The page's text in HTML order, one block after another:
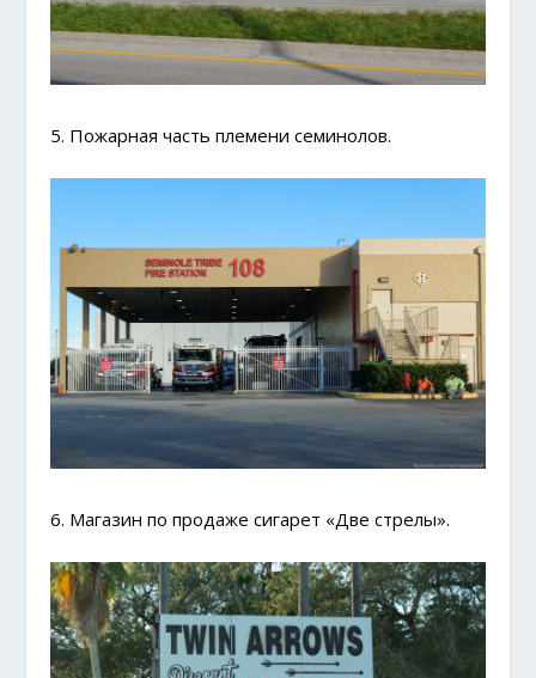
5. Пожарная часть племени семинолов.
6. Магазин по продаже сигарет «Две стрелы».